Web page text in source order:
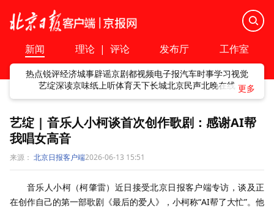
新闻 理论 | 评论 发布厅 工作室
热点锐评经济城事辟谣京剧都视频电子报汽车时事学习视觉
艺绽深读京味纸上听体育天下长城北京民声北晚在线
艺绽 | 音乐人小柯谈首次创作歌剧：感谢AI帮
我唱女高音
来源： 北京日报客户端2026-06-13 15:51
音乐人小柯（柯肇雷）近日接受北京日报客户端专访，谈及正
在创作自己的第一部歌剧《最后的爱人》，小柯称“AI帮了大忙”。他